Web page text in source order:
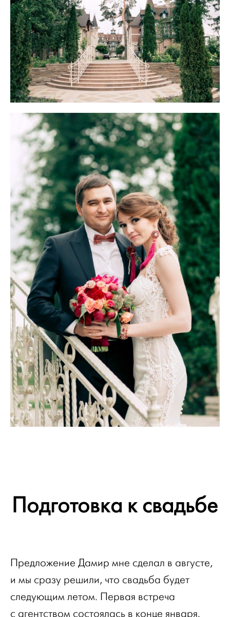
Подготовка к свадьбе
Предложение Дамир мне сделал в августе,
и мы сразу решили, что свадьба будет
следующим летом. Первая встреча
с агентством состоялась в конце января.